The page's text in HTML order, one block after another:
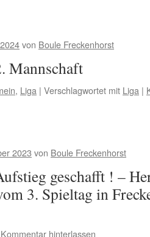
von Boule Freckenhorst
Mannschaft
, Liga | Verschlagwortet mit Liga |
2023 von Boule Freckenhorst
geschafft ! –
3. Spieltag in
Kommentar hinterlassen